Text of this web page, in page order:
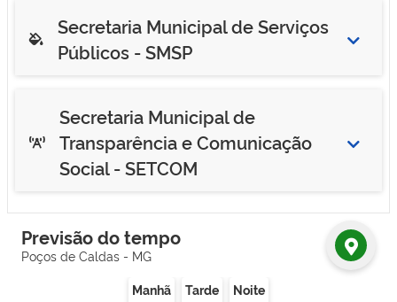
Secretaria Municipal de Serviços
Públicos - SMSP
Secretaria Municipal de
Transparência e Comunicação
Social - SETCOM
Previsão do tempo
Poços de Caldas - MG
Manhã Tarde Noite